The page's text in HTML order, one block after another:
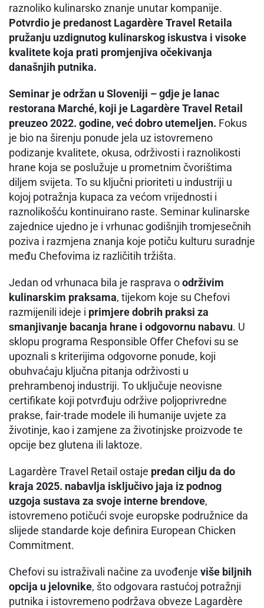
raznoliko kulinarsko znanje unutar kompanije.
Potvrdio je predanost Lagardère Travel Retaila
pružanju uzdignutog kulinarskog iskustva i visoke
kvalitete koja prati promjenjiva očekivanja
današnjih putnika.
Seminar je održan u Sloveniji – gdje je lanac
restorana Marché, koji je Lagardère Travel Retail
preuzeo 2022. godine, već dobro utemeljen. Fokus
je bio na širenju ponude jela uz istovremeno
podizanje kvalitete, okusa, održivosti i raznolikosti
hrane koja se poslužuje u prometnim čvorištima
diljem svijeta. To su ključni prioriteti u industriji u
kojoj potražnja kupaca za većom vrijednosti i
raznolikošću kontinuirano raste. Seminar kulinarske
zajednice ujedno je i vrhunac godišnjih tromjesečnih
poziva i razmjena znanja koje potiču kulturu suradnje
među Chefovima iz različitih tržišta.
Jedan od vrhunaca bila je rasprava oodrživim
kulinarskim praksama, tijekom koje su Chefovi
razmijenili ideje i primjere dobrih praksi za
smanjivanje bacanja hrane i odgovornu nabavu. U
sklopu programa Responsible Offer Chefovi su se
upoznali s kriterijima odgovorne ponude, koji
obuhvaćaju ključna pitanja održivosti u
prehrambenoj industriji. To uključuje neovisne
certifikate koji potvrđuju održive poljoprivredne
prakse, fair-trade modele ili humanije uvjete za
životinje, kao i zamjene za životinjske proizvode te
opcije bez glutena ili laktoze.
Lagardère Travel Retail ostaje predan cilju da do
kraja 2025. nabavlja isključivo jaja iz podnog
uzgoja sustava za svoje interne brendove,
istovremeno potičući svoje europske podružnice da
slijede standarde koje definira European Chicken
Commitment.
Chefovi su istraživali načine za uvođenje više biljnih
opcija u jelovnike, što odgovara rastućoj potražnji
putnika i istovremeno podržava obveze Lagardère